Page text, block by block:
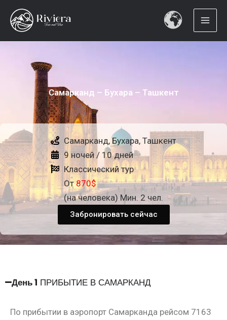
Перейти
содержимому
Самарканд – Бухара – Ташкент
Самарканд, Бухара, Ташкент
9 ночей / 10 дней
Классический тур
От 870$
(на человека) Мин. 2 чел.
Забронировать сейчас
День 1 ПРИБЫТИЕ В САМАРКАНД
По прибытии в аэропорт Самарканда рейсом 7163
–
Бухара
Ташкент